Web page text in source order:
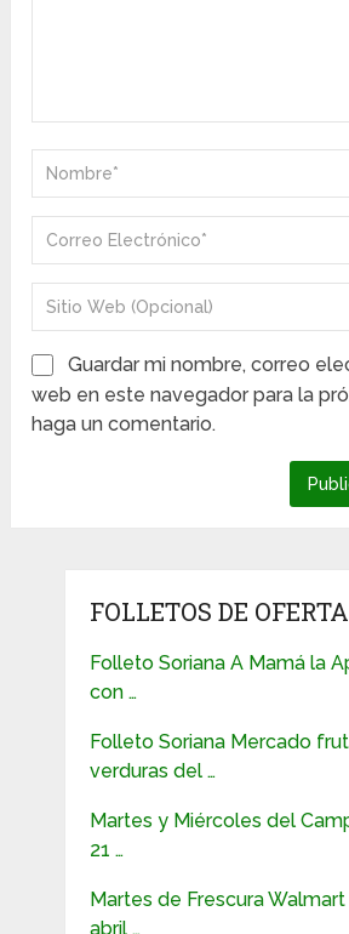
Guardar mi nombre, correo
web en este navegador para la
haga un comentario.
FOLLETOS DE
Folleto Soriana A Mamá la
con …
Folleto Soriana Mercado
verduras del …
Martes y Miércoles del
21 …
Martes de Frescura Walmart
abril …